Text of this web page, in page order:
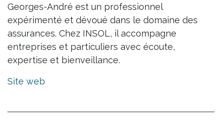
Georges-André est un professionnel
expérimenté et dévoué dans le domaine des
assurances. Chez INSOL, il accompagne
entreprises et particuliers avec écoute,
expertise et bienveillance.
Site web